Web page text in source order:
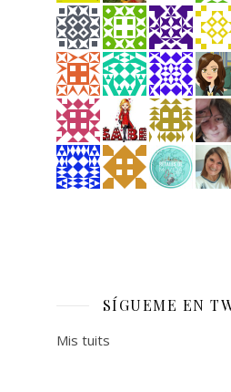
SÍGUEME EN
Mis tuits